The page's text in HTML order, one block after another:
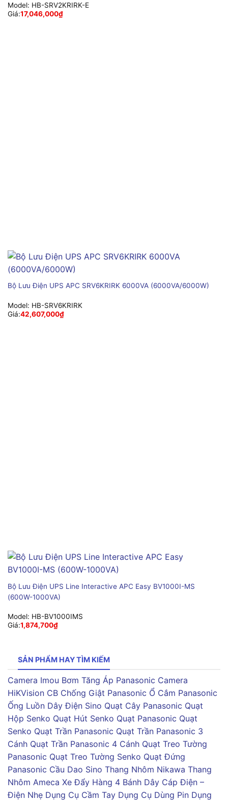
Model: HB-SRV2KRIRK-E
Giá:17,046,000₫
Bộ Lưu Điện UPS APC SRV6KRIRK 6000VA (6000VA/6000W)
Model: HB-SRV6KRIRK
Giá:42,607,000₫
Bộ Lưu Điện UPS Line Interactive APC Easy BV1000I-MS
(600W-1000VA)
Model: HB-BV1000IMS
Giá:1,874,700₫
SẢN PHẨM HAY TÌM KIẾM
Camera Imou Bơm Tăng Áp Panasonic Camera
HiKVision CB Chống Giật Panasonic Ổ Cắm Panasonic
Ống Luồn Dây Điện Sino Quạt Cây Panasonic Quạt
Hộp Senko Quạt Hút Senko Quạt Panasonic Quạt
Senko Quạt Trần Panasonic Quạt Trần Panasonic 3
Cánh Quạt Trần Panasonic 4 Cánh Quạt Treo Tường
Panasonic Quạt Treo Tường Senko Quạt Đứng
Panasonic Cầu Dao Sino Thang Nhôm Nikawa Thang
Nhôm Ameca Xe Đẩy Hàng 4 Bánh Dây Cáp Điện –
Điện Nhẹ Dụng Cụ Cầm Tay Dụng Cụ Dùng Pin Dụng